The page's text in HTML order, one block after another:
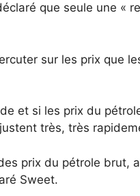
que seule une «
sur les prix que
et si les prix du
très, très
prix du pétrole brut,
Sweet.